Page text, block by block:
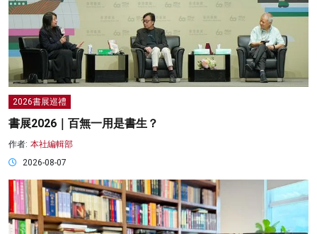
2026書展巡禮
書展2026｜百無一用是書生？
作者: 本社編輯部
2026-08-07